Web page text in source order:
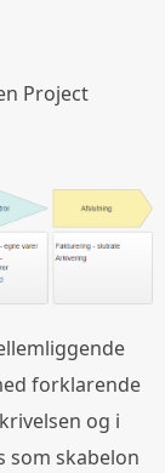
Project
forklarende
og i
som skabelon